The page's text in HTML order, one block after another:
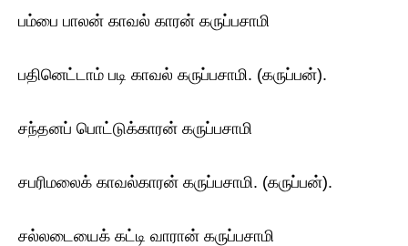
பம்பை பாலன் காவல் காரன் கருப்பசாமி
பதினெட்டாம் படி காவல் கருப்பசாமி. (கருப்பன்).
சந்தனப் பொட்டுக்காரன் கருப்பசாமி
சபரிமலைக் காவல்காரன் கருப்பசாமி. (கருப்பன்).
சல்லடையைக் கட்டி வாரான் கருப்பசாமி